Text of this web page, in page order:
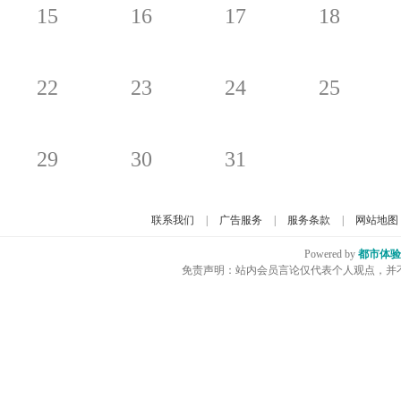
15 16 17 18
22 23 24 25
29 30 31
联系我们 广告服务 服务条款 网站地图
Powered by 都市体
免责声明：站内会员言论仅代表个人观点，